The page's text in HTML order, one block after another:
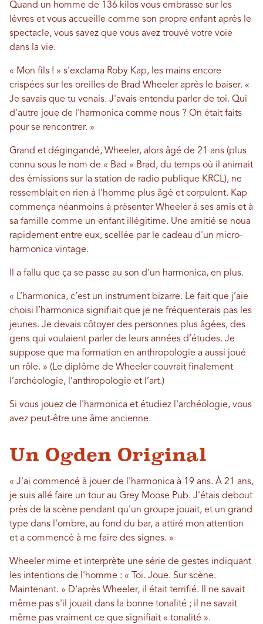
Quand un homme de 136 kilos vous embrasse sur les
lèvres et vous accueille comme son propre enfant après le
spectacle, vous savez que vous avez trouvé votre voie
dans la vie.
« Mon fils ! » s'exclama Roby Kap, les mains encore
crispées sur les oreilles de Brad Wheeler après le baiser. «
Je savais que tu venais. J'avais entendu parler de toi. Qui
d'autre joue de l'harmonica comme nous ? On était faits
pour se rencontrer. »
Grand et dégingandé, Wheeler, alors âgé de 21 ans (plus
connu sous le nom de « Bad » Brad, du temps où il animait
des émissions sur la station de radio publique KRCL), ne
ressemblait en rien à l'homme plus âgé et corpulent. Kap
commença néanmoins à présenter Wheeler à ses amis et à
sa famille comme un enfant illégitime. Une amitié se noua
rapidement entre eux, scellée par le cadeau d'un micro-
harmonica vintage.
Il a fallu que ça se passe au son d'un harmonica, en plus.
« L’harmonica, c’est un instrument bizarre. Le fait que j’aie
choisi l’harmonica signifiait que je ne fréquenterais pas les
jeunes. Je devais côtoyer des personnes plus âgées, des
gens qui voulaient parler de leurs années d’études. Je
suppose que ma formation en anthropologie a aussi joué
un rôle. » (Le diplôme de Wheeler couvrait finalement
l’archéologie, l’anthropologie et l’art.)
Si vous jouez de l'harmonica et étudiez l'archéologie, vous
avez peut-être une âme ancienne.
Un Ogden Original
« J'ai commencé à jouer de l'harmonica à 19 ans. À 21 ans,
je suis allé faire un tour au Grey Moose Pub. J'étais debout
près de la scène pendant qu'un groupe jouait, et un grand
type dans l'ombre, au fond du bar, a attiré mon attention
et a commencé à me faire des signes. »
Wheeler mime et interprète une série de gestes indiquant
les intentions de l'homme : « Toi. Joue. Sur scène.
Maintenant. » D'après Wheeler, il était terrifié. Il ne savait
même pas s'il jouait dans la bonne tonalité ; il ne savait
même pas vraiment ce que signifiait « tonalité ».